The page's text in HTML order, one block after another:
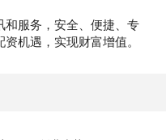
服务，安全、便捷、专
机遇，实现财富增值。